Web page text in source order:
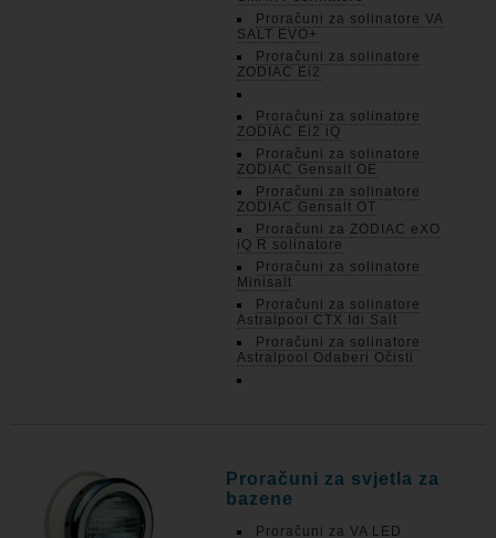
Proračuni za solinatore VA
SALT EVO+
Proračuni za solinatore
ZODIAC Ei2
Proračuni za solinatore
ZODIAC Ei2 iQ
Proračuni za solinatore
ZODIAC Gensalt OE
Proračuni za solinatore
ZODIAC Gensalt OT
Proračuni za ZODIAC eXO
iQ R solinatore
Proračuni za solinatore
Minisalt
Proračuni za solinatore
Astralpool CTX Idi Salt
Proračuni za solinatore
Astralpool Odaberi Očisti
Proračuni za svjetla za
bazene
Proračuni za VA LED